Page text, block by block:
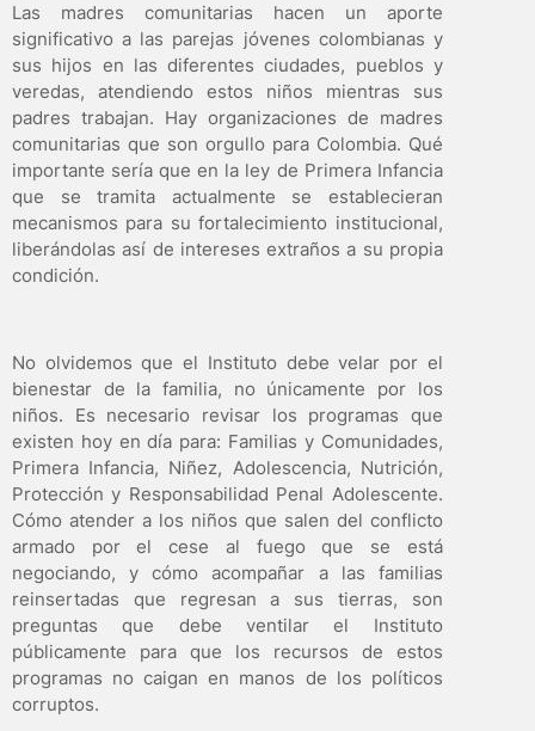
Las madres comunitarias hacen un aporte
significativo a las parejas jóvenes colombianas y
sus hijos en las diferentes ciudades, pueblos y
veredas, atendiendo estos niños mientras sus
padres trabajan. Hay organizaciones de madres
comunitarias que son orgullo para Colombia. Qué
importante sería que en la ley de Primera Infancia
que se tramita actualmente se establecieran
mecanismos para su fortalecimiento institucional,
liberándolas así de intereses extraños a su propia
condición.
No olvidemos que el Instituto debe velar por el
bienestar de la familia, no únicamente por los
niños. Es necesario revisar los programas que
existen hoy en día para: Familias y Comunidades,
Primera Infancia, Niñez, Adolescencia, Nutrición,
Protección y Responsabilidad Penal Adolescente.
Cómo atender a los niños que salen del conflicto
armado por el cese al fuego que se está
negociando, y cómo acompañar a las familias
reinsertadas que regresan a sus tierras, son
preguntas que debe ventilar el Instituto
públicamente para que los recursos de estos
programas no caigan en manos de los políticos
corruptos.